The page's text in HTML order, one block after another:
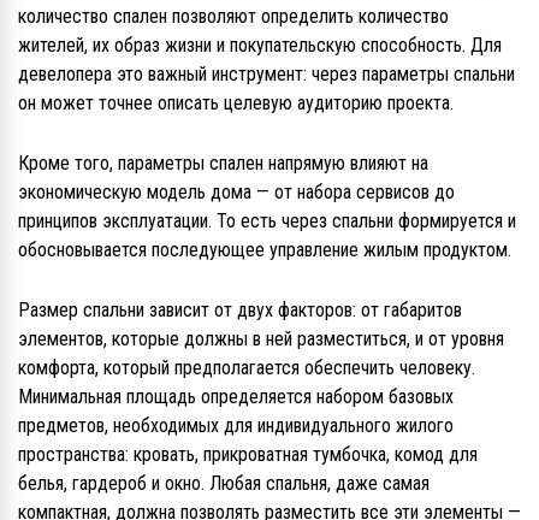
количество спален позволяют определить количество
жителей, их образ жизни и покупательскую способность. Для
девелопера это важный инструмент: через параметры спальни
он может точнее описать целевую аудиторию проекта.
Кроме того, параметры спален напрямую влияют на
экономическую модель дома — от набора сервисов до
принципов эксплуатации. То есть через спальни формируется и
обосновывается последующее управление жилым продуктом.
Размер спальни зависит от двух факторов: от габаритов
элементов, которые должны в ней разместиться, и от уровня
комфорта, который предполагается обеспечить человеку.
Минимальная площадь определяется набором базовых
предметов, необходимых для индивидуального жилого
пространства: кровать, прикроватная тумбочка, комод для
белья, гардероб и окно. Любая спальня, даже самая
компактная, должна позволять разместить все эти элементы —